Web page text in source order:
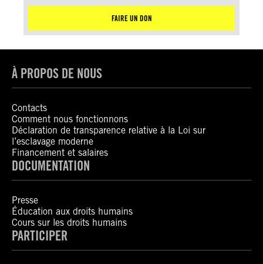
FAIRE UN DON
À PROPOS DE NOUS
Contacts
Comment nous fonctionnons
Déclaration de transparence relative à la Loi sur
l’esclavage moderne
Financement et salaires
DOCUMENTATION
Presse
Éducation aux droits humains
Cours sur les droits humains
PARTICIPER